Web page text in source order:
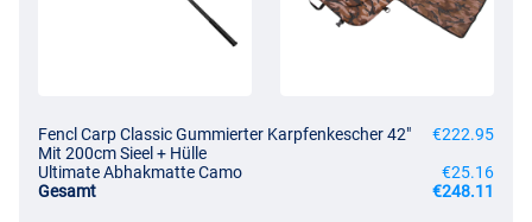
Fencl Carp Classic Gummierter Karpfenkescher 42"
Mit 200cm Sieel + Hülle
€222.95
Ultimate Abhakmatte Camo
€25.16
Gesamt
€248.11